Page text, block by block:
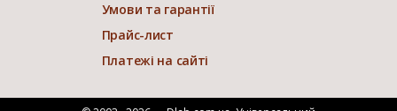
Умови та гарантії
Прайс-лист
Платежі на сайті